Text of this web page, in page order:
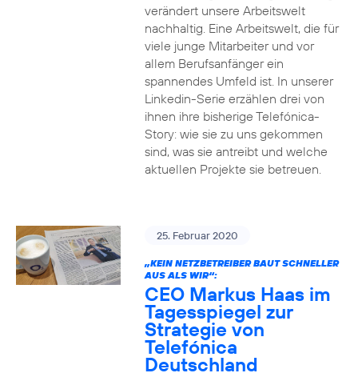
verändert unsere Arbeitswelt
nachhaltig. Eine Arbeitswelt, die für
viele junge Mitarbeiter und vor
allem Berufsanfänger ein
spannendes Umfeld ist. In unserer
Linkedin-Serie erzählen drei von
ihnen ihre bisherige Telefónica-
Story: wie sie zu uns gekommen
sind, was sie antreibt und welche
aktuellen Projekte sie betreuen.
25. Februar 2020
„KEIN NETZBETREIBER BAUT SCHNELLER
AUS ALS WIR“:
CEO Markus Haas im
Tagesspiegel zur
Strategie von
Telefónica
Deutschland